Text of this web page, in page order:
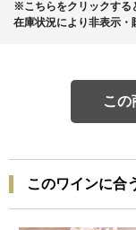
※こちらをクリックする
在庫状況により非表示・
この
このワインに合